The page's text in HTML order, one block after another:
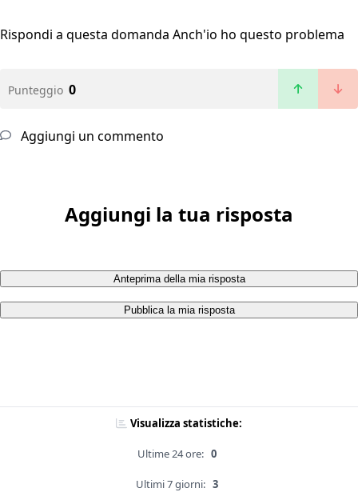
Rispondi a questa domanda Anch'io ho questo problema
Punteggio 0
Aggiungi un commento
Aggiungi la tua risposta
Anteprima della mia risposta
Pubblica la mia risposta
Visualizza statistiche:
Ultime 24 ore: 0
Ultimi 7 giorni: 3